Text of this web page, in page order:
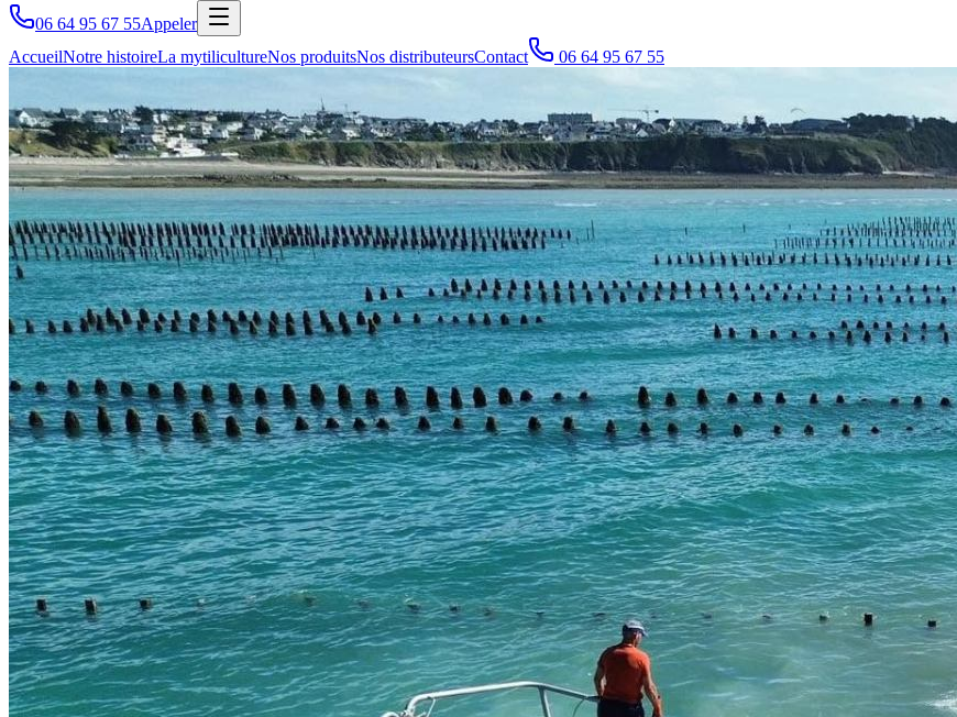
06 64 95 67 55Appeler
AccueilNotre histoireLa mytilicultureNos produitsNos distributeursContact 06 64 95 67 55